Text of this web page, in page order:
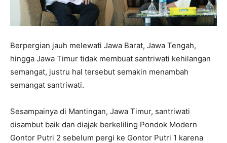
Berpergian jauh melewati Jawa Barat, Jawa Tengah,
hingga Jawa Timur tidak membuat santriwati kehilangan
semangat, justru hal tersebut semakin menambah
semangat santriwati.
Sesampainya di Mantingan, Jawa Timur, santriwati
disambut baik dan diajak berkeliling Pondok Modern
Gontor Putri 2 sebelum pergi ke Gontor Putri 1 karena